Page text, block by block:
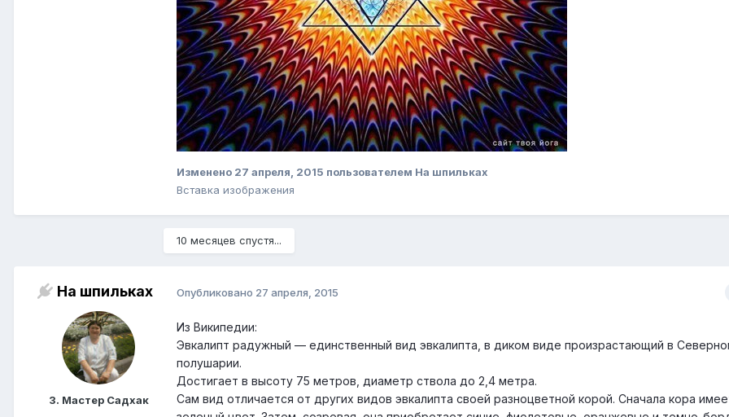
Изменено 27 апреля, 2015 пользователем На шпильках
Вставка изображения
10 месяцев спустя...
На шпильках
3. Мастер Садхак
Опубликовано 27 апреля, 2015
Из Википедии:
Эвкалипт радужный — единственный вид эвкалипта, в диком виде произрастающий в
полушарии.
Достигает в высоту 75 метров, диаметр ствола до 2,4 метра.
Сам вид отличается от других видов эвкалипта своей разноцветной корой. Сначала кора